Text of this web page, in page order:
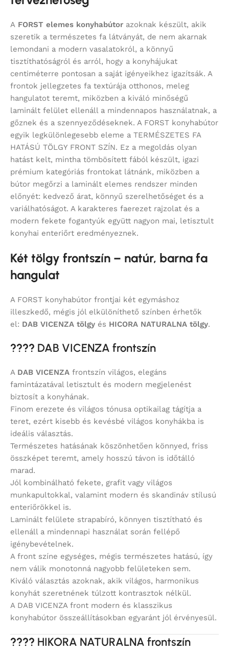
A FORST elemes konyhabútor azoknak készült, akik
szeretik a természetes fa látványát, de nem akarnak
lemondani a modern vasalatokról, a könnyű
tisztíthatóságról és arról, hogy a konyhájukat
centiméterre pontosan a saját igényeikhez igazítsák. A
frontok jellegzetes fa textúrája otthonos, meleg
hangulatot teremt, miközben a kiváló minőségű
laminált felület ellenáll a mindennapos használatnak, a
gőznek és a szennyeződéseknek. A FORST konyhabútor
egyik legkülönlegesebb eleme a TERMÉSZETES FA
HATÁSÚ TÖLGY FRONT SZÍN. Ez a megoldás olyan
hatást kelt, mintha tömbösített fából készült, igazi
prémium kategóriás frontokat látnánk, miközben a
bútor megőrzi a laminált elemes rendszer minden
előnyét: kedvező árat, könnyű szerelhetőséget és a
variálhatóságot. A karakteres faerezet rajzolat és a
modern fekete fogantyúk együtt nagyon mai, letisztult
konyhai enteriőrt eredményeznek.
Két tölgy frontszín – natúr, barna fa
hangulat
A FORST konyhabútor frontjai két egymáshoz
illeszkedő, mégis jól elkülöníthető színben érhetők
el: DAB VICENZA tölgy és HICORA NATURALNA tölgy.
???? DAB VICENZA frontszín
A DAB VICENZA frontszín világos, elegáns
famintázatával letisztult és modern megjelenést
biztosít a konyhának.
Finom erezete és világos tónusa optikailag tágítja a
teret, ezért kisebb és kevésbé világos konyhákba is
ideális választás.
Természetes hatásának köszönhetően könnyed, friss
összképet teremt, amely hosszú távon is időtálló
marad.
Jól kombinálható fekete, grafit vagy világos
munkapultokkal, valamint modern és skandináv stílusú
enteriőrökkel is.
Laminált felülete strapabíró, könnyen tisztítható és
ellenáll a mindennapi használat során fellépő
igénybevételnek.
A front színe egységes, mégis természetes hatású, így
nem válik monotonná nagyobb felületeken sem.
Kiváló választás azoknak, akik világos, harmonikus
konyhát szeretnének túlzott kontrasztok nélkül.
A DAB VICENZA front modern és klasszikus
konyhabútor összeállításokban egyaránt jól érvényesül.
???? HIKORA NATURALNA frontszín